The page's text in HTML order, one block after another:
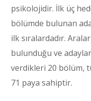
psikolojidir. İlk üç
bölümde bulunan
ilk sıralardadır.
bulunduğu ve
verdikleri 20 bölüm,
71 paya sahiptir.